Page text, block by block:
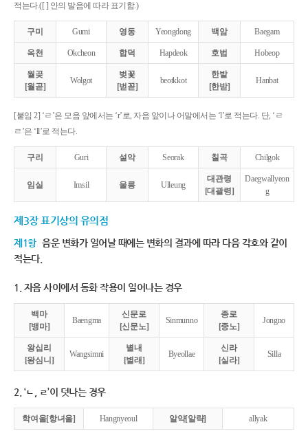
적는다.([ ] 안의 발음에 따라 표기함.)
구미 Gumi 영동 Yeongdong 백암 Baegam
옥천 Okcheon 합덕 Hapdeok 호법 Hobeop
월곶
[월곧]
Wolgot
벚꽃
[벋꼳]
beotkkot
한밭
[한받]
Hanbat
[붙임 2] ‘ㄹ’은 모음 앞에서는 ‘r’로, 자음 앞이나 어말에서는 ‘l’로 적는다. 단, ‘ㄹ
ㄹ’은 ‘ll’로 적는다.
구리 Guri 설악 Seorak 칠곡 Chilgok
임실 Imsil 울릉 Ulleung
대관령
[대괄령]
Daegwallyeon
g
제3장 표기상의 유의점
제1항 음운 변화가 일어날 때에는 변화의 결과에 따라 다음 각호와 같이
적는다.
1. 자음 사이에서 동화 작용이 일어나는 경우
백마
[뱅마]
Baengma
신문로
[신문노]
Sinmunno
종로
[종노]
Jongno
왕십리
[왕심니]
Wangsimni
별내
[별래]
Byeollae
신라
[실라]
Silla
2. ‘ㄴ, ㄹ’이 덧나는 경우
학여울[항녀울] Hangnyeoul 알약[알략] allyak